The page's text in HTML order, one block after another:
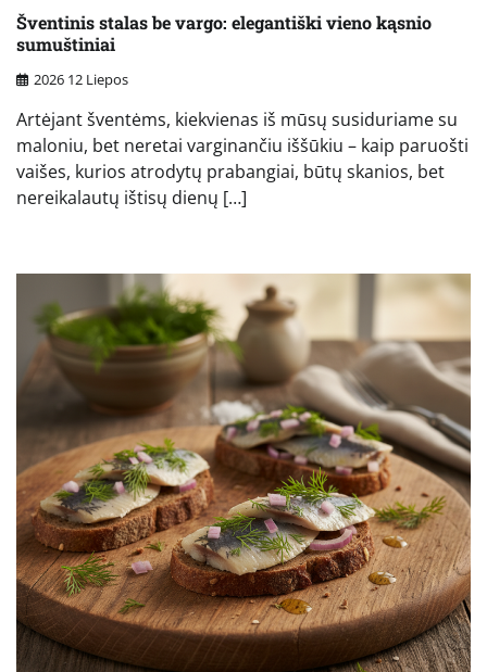
Šventinis stalas be vargo: elegantiški vieno kąsnio
sumuštiniai
2026 12 Liepos
Artėjant šventėms, kiekvienas iš mūsų susiduriame su
maloniu, bet neretai varginančiu iššūkiu – kaip paruošti
vaišes, kurios atrodytų prabangiai, būtų skanios, bet
nereikalautų ištisų dienų […]